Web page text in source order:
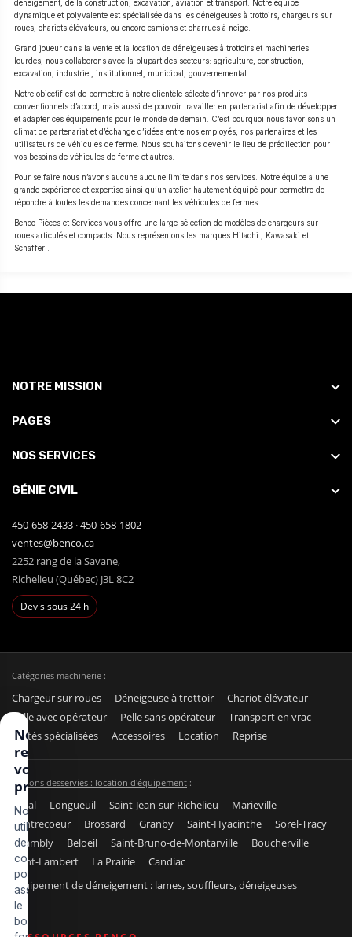
déneigement, de la construction, excavation, aviation et transport. Notre équipe
dynamique et polyvalente est spécialisée dans les déneigeuses à trottoirs, chargeurs sur
roues, chariots élévateurs, ou encore camions et charrues à neige.
Grand joueur dans la vente et la location de déneigeuses à trottoirs et machineries
lourdes, nous collaborons avec la plupart des secteurs: agriculture, construction,
excavation, industriel, institutionnel, municipal, gouvernemental.
Notre objectif est de permettre à notre clientèle sélecte d’innover par nos produits
conventionnels d’abord, mais aussi de pouvoir travailler en partenariat afin de développer
et adapter ces équipements pour le monde de demain. C’est pourquoi nous favorisons un
climat de partenariat et d’échange d’idées entre nos employés, nos partenaires et les
utilisateurs de véhicules de ferme. Nous souhaitons devenir le lieu de prédilection pour
vos besoins de véhicules de ferme et autres.
Pour se faire nous n’avons aucune aucune limite dans nos services. Notre équipe a une
grande expérience et expertise ainsi qu’un atelier hautement équipé pour permettre de
répondre à toutes les demandes concernant les véhicules de fermes.
Benco Pièces et Services vous offre une large sélection de modèles de chargeurs sur
roues articulés et compacts. Nous représentons les marques Hitachi , Kawasaki et
Schäffer .
NOTRE MISSION
PAGES
NOS SERVICES
GÉNIE CIVIL
450-658-2433 ·450-658-1802
ventes@benco.ca
2252 rang de la Savane,
Richelieu (Québec) J3L 8C2
Devis sous 24 h
Catégories machinerie :
Chargeur sur roues Déneigeuse à trottoir
Chariot élévateur
Pelle avec opérateur
Pelle sans opérateur
Transport en vrac
Unités spécialisées
Accessoires Location Reprise
Régions desservies : location d'équipement :
Laval Longueuil Saint-Jean-sur-Richelieu
Marieville
Contrecoeur
Brossard Granby Saint-Hyacinthe
Sorel-Tracy
Chambly
Beloeil Saint-Bruno-de-Montarville
Boucherville
Saint-Lambert
La Prairie
Candiac
Équipement de déneigement : lames, souffleurs, déneigeuses
Nous
respectons
votre vie
privée
Nous
utilisons
des
cookies
pour
assurer
le
bon